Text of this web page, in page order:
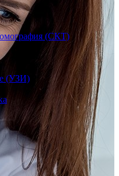
(СКТ)
(УЗИ)